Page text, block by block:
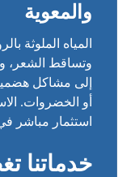
والمعوية
المياه الملوثة
وتساقط الشعر،
إلى مشاكل
أو الخضروات.
استثمار مباشر
خدماتنا